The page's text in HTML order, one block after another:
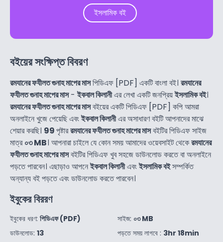
ইসলামিক বই
বইয়ের সংক্ষিপ্ত বিবরণ
রমযানের ফযীলত গুনাহ মাপের মাসপিডিএফ [PDF] একটি বাংলা বই। রমযানের
ফযীলত গুনাহ মাপের মাস- ইকবাল কিলানীএর লেখা একটি জনপ্রিয়ইসলামিক বই।
রমযানের ফযীলত গুনাহ মাপের মাসবইয়ের একটি পিডিএফ [PDF] কপি আমরা
অনলাইনে খুজে পেয়েছি এবংইকবাল কিলানীএর অসাধারণ বইটি আপনাদের মাঝে
শেয়ার করছি। 99পৃষ্টাররমযানের ফযীলত গুনাহ মাপের মাসবইটির পিডিএফ সাইজ
মাত্র০৩ MB। আপনারা চাইলে যে কোন সময় আমাদের ওয়েবসাইট থেকেরমযানের
ফযীলত গুনাহ মাপের মাসবইটির পিডিএফ খুব সহজে ডাউনলোড করতে বা অনলাইনে
পড়তে পারবেন। এছাড়াও আপনেইকবাল কিলানীএবংইসলামিক বইসম্পর্কিত
অন্যান্য বই পড়তে এবং ডাউনলোড করতে পারবেন।
ইবুকের বিররণ
ইবুকের ধরণ: পিডিএফ (PDF)
ডাউনলোড: 13
সাইজ: ০৩ MB
পড়তে সময় লাগবে : 3hr 18min